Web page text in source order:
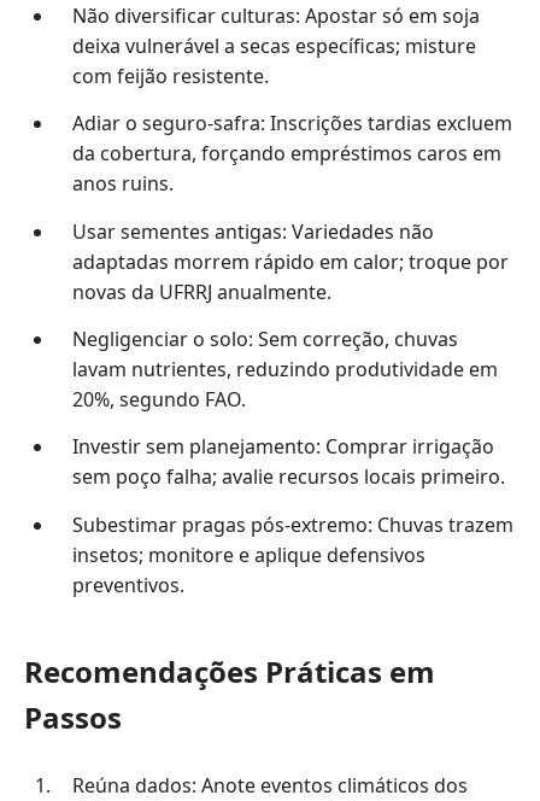
Não diversificar culturas: Apostar só em soja
deixa vulnerável a secas específicas; misture
com feijão resistente.
Adiar o seguro-safra: Inscrições tardias excluem
da cobertura, forçando empréstimos caros em
anos ruins.
Usar sementes antigas: Variedades não
adaptadas morrem rápido em calor; troque por
novas da UFRRJ anualmente.
Negligenciar o solo: Sem correção, chuvas
lavam nutrientes, reduzindo produtividade em
20%, segundo FAO.
Investir sem planejamento: Comprar irrigação
sem poço falha; avalie recursos locais primeiro.
Subestimar pragas pós-extremo: Chuvas trazem
insetos; monitore e aplique defensivos
preventivos.
Recomendações Práticas em
Passos
Reúna dados: Anote eventos climáticos dos